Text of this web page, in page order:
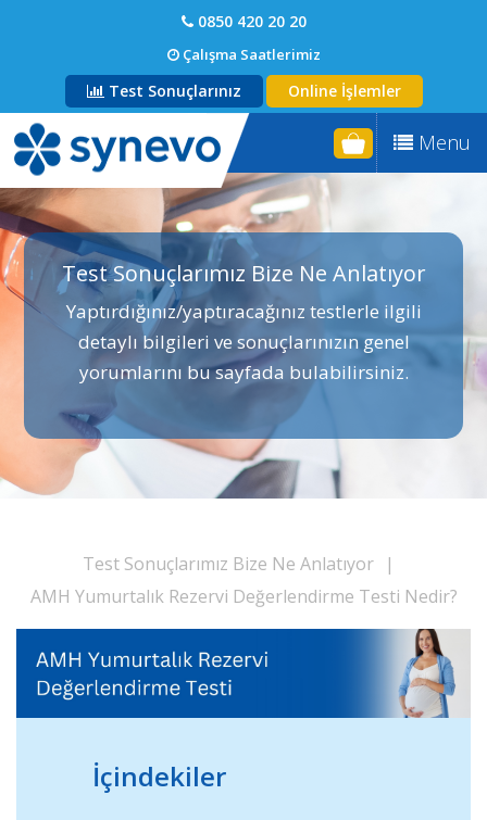
0850 420 20 20
Çalışma Saatlerimiz
Test Sonuçlarınız Online İşlemler
Menu
Test Sonuçlarımız Bize Ne Anlatıyor
Yaptırdığınız/yaptıracağınız testlerle ilgili
detaylı bilgileri ve sonuçlarınızın genel
yorumlarını bu sayfada bulabilirsiniz.
Test Sonuçlarımız Bize Ne Anlatıyor
|
AMH Yumurtalık Rezervi Değerlendirme Testi Nedir?
İçindekiler